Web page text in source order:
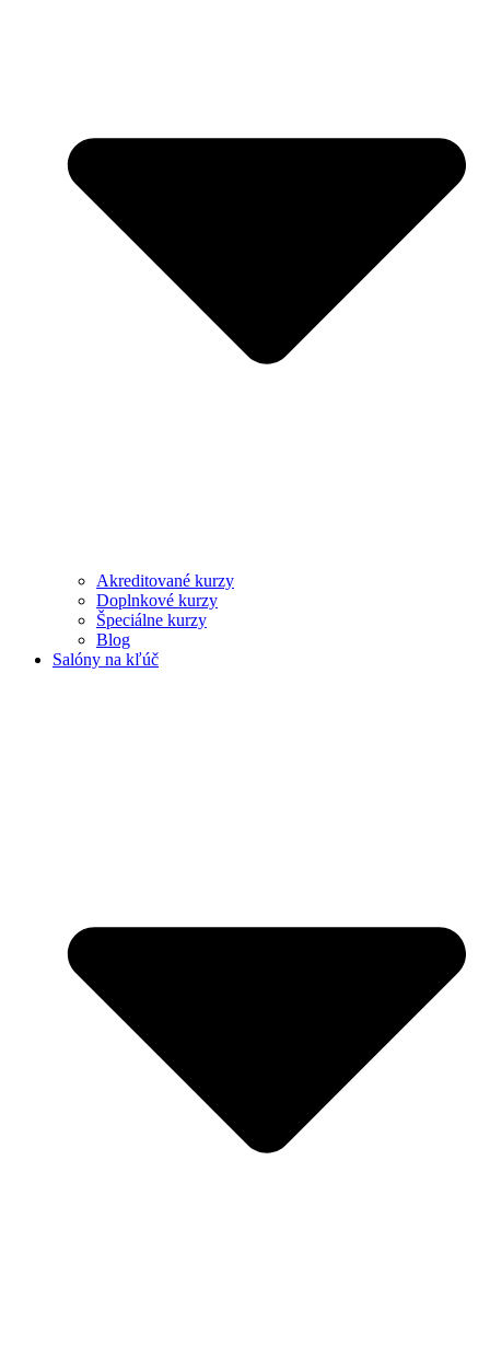
Akreditované kurzy
Doplnkové kurzy
Špeciálne kurzy
Blog
Salóny na kľúč